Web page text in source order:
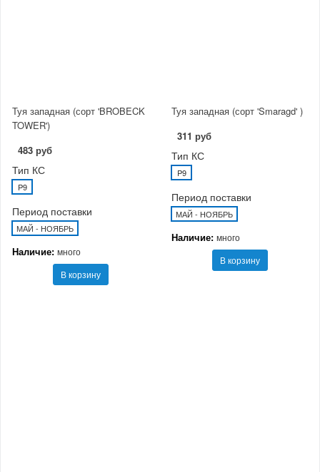
Туя западная (сорт 'BROBECK
TOWER')
483 руб
Тип КС
P9
Период поставки
МАЙ - НОЯБРЬ
Наличие: много
В корзину
Туя западная (сорт 'Smaragd' )
311 руб
Тип КС
P9
Период поставки
МАЙ - НОЯБРЬ
Наличие: много
В корзину